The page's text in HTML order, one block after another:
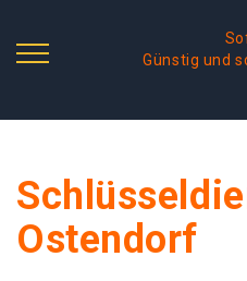
Günstig und
Ostendorf